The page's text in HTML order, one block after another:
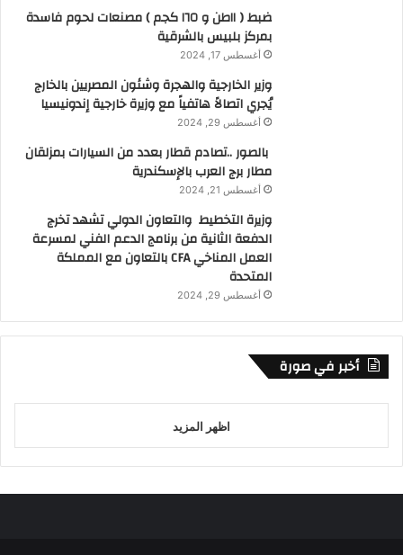
ضبط ( ١١طن و ١٦٥ كجم ) مصنعات لحوم فاسدة
بمركز بلبيس بالشرقية
أغسطس 17, 2024
وزير الخارجية والهجرة وشئون المصريين بالخارج
يُجري اتصالاً هاتفياً مع وزيرة خارجية إندونيسيا
أغسطس 29, 2024
بالصور ..تصادم قطار بعدد من السيارات بمزلقان
مطار برج العرب بالإسكندرية
أغسطس 21, 2024
وزيرة التخطيط والتعاون الدولي تشهد تخرج
الدفعة الثانية من برنامج الدعم الفني لمسرعة
العمل المناخي CFA بالتعاون مع المملكة
المتحدة
أغسطس 29, 2024
أخبر في صورة
اظهر المزيد